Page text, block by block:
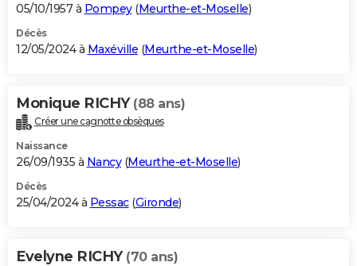
05/10/1957 à Pompey(Meurthe-et-Moselle)
Décès
12/05/2024 à Maxéville (Meurthe-et-Moselle)
Monique RICHY (88 ans)
Créer une cagnotte obsèques
Naissance
26/09/1935 à Nancy(Meurthe-et-Moselle)
Décès
25/04/2024 à Pessac(Gironde)
Evelyne RICHY (70 ans)